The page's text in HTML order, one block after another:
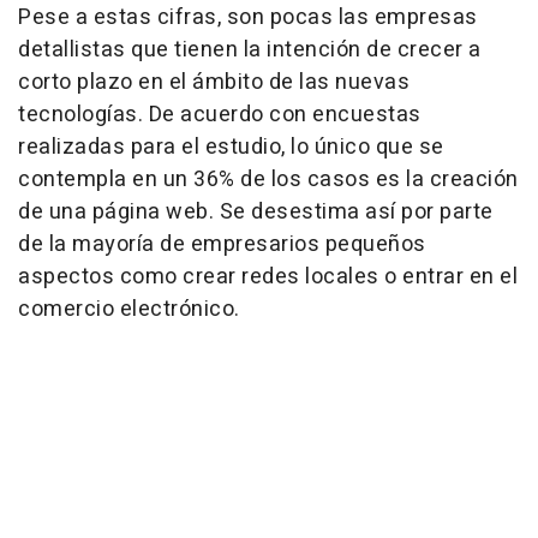
Pese a estas cifras, son pocas las empresas
detallistas que tienen la intención de crecer a
corto plazo en el ámbito de las nuevas
tecnologías. De acuerdo con encuestas
realizadas para el estudio, lo único que se
contempla en un 36% de los casos es la creación
de una página web. Se desestima así por parte
de la mayoría de empresarios pequeños
aspectos como crear redes locales o entrar en el
comercio electrónico.